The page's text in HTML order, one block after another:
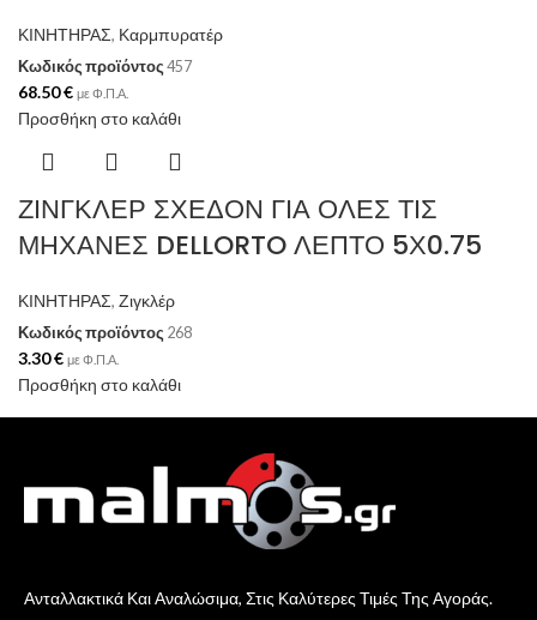
ΚΙΝΗΤΗΡΑΣ, Καρμπυρατέρ
Κωδικός προϊόντος 457
68.50€ με Φ.Π.Α.
Προσθήκη στο καλάθι
ΖΙΝΓΚΛΕΡ ΣΧΕΔΟΝ ΓΙΑ ΟΛΕΣ ΤΙΣ
ΜΗΧΑΝΕΣ DELLORTO ΛΕΠΤΟ 5Χ0.75
ΚΙΝΗΤΗΡΑΣ, Ζιγκλέρ
Κωδικός προϊόντος 268
3.30€ με Φ.Π.Α.
Προσθήκη στο καλάθι
Ανταλλακτικά Και Αναλώσιμα, Στις Καλύτερες Τιμές Της Αγοράς.